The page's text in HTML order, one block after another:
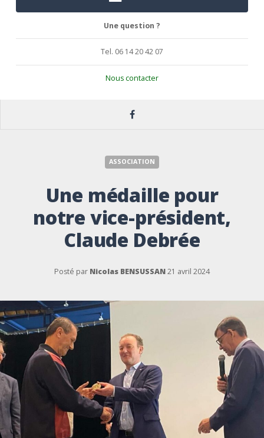
Une question ?
Tel. 06 14 20 42 07
Nous contacter
ASSOCIATION
Une médaille pour
notre vice-président,
Claude Debrée
Posté par Nicolas BENSUSSAN21 avril 2024